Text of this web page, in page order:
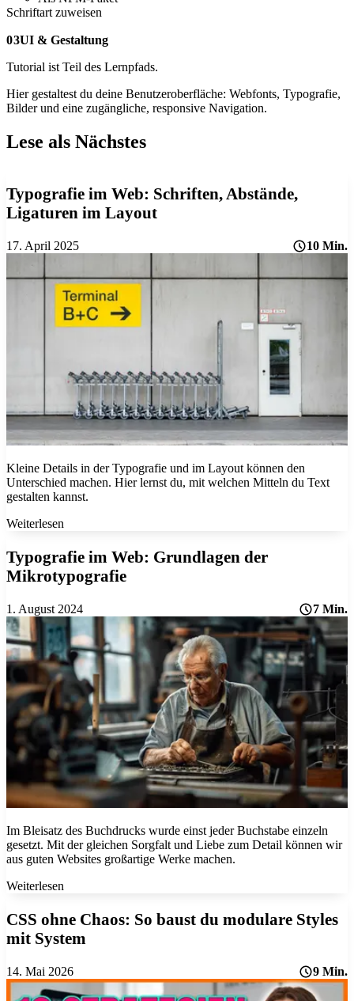
Schriftart zuweisen
03UI & Gestaltung
Tutorial ist Teil des Lernpfads.
Hier gestaltest du deine Benutzeroberfläche: Webfonts, Typografie,
Bilder und eine zugängliche, responsive Navigation.
Lese als Nächstes
Typografie im Web: Schriften, Abstände,
Ligaturen im Layout
17. April 2025 10 Min.
Kleine Details in der Typografie und im Layout können den
Unterschied machen. Hier lernst du, mit welchen Mitteln du Text
gestalten kannst.
Weiterlesen
Typografie im Web: Grundlagen der
Mikrotypografie
1. August 2024 7 Min.
Im Bleisatz des Buchdrucks wurde einst jeder Buchstabe einzeln
gesetzt. Mit der gleichen Sorgfalt und Liebe zum Detail können wir
aus guten Websites großartige Werke machen.
Weiterlesen
CSS ohne Chaos: So baust du modulare Styles
mit System
14. Mai 2026 9 Min.